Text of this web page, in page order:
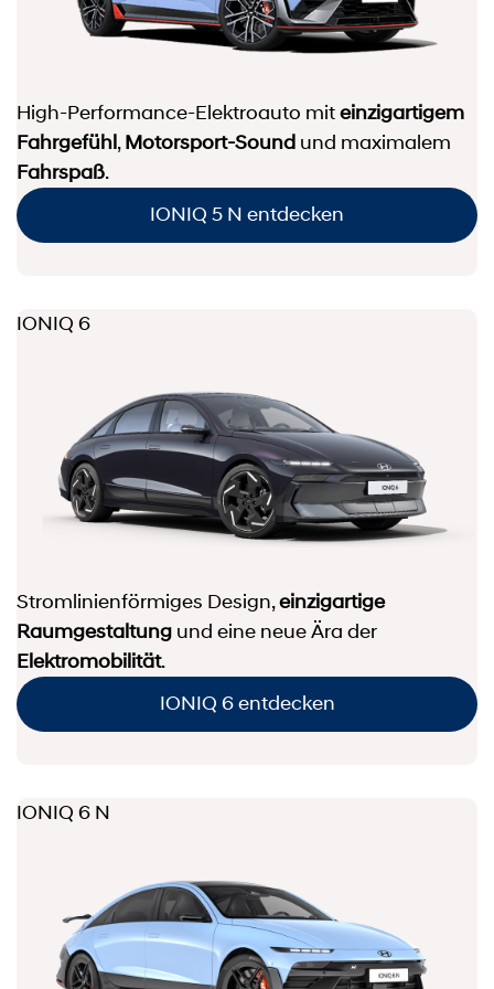
High-Performance-Elektroauto miteinzigartigem
Fahrgefühl,Motorsport-Sound und maximalem
Fahrspaß.
IONIQ 5 N entdecken
IONIQ 6
Stromlinienförmiges Design,einzigartige
Raumgestaltung und eine neue Ära der
Elektromobilität.
IONIQ 6 entdecken
IONIQ 6 N